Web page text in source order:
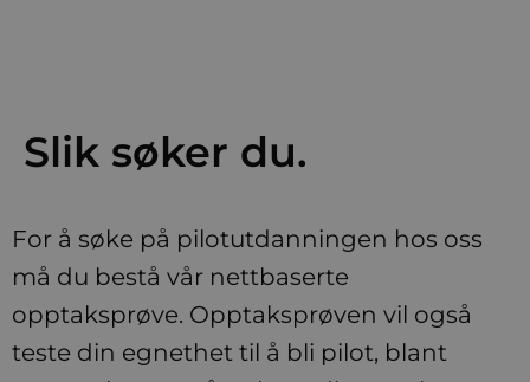
Slik søker du.
For å søke på pilotutdanningen hos oss
må du bestå vår nettbaserte
opptaksprøve. Opptaksprøven vil også
teste din egnethet til å bli pilot, blant